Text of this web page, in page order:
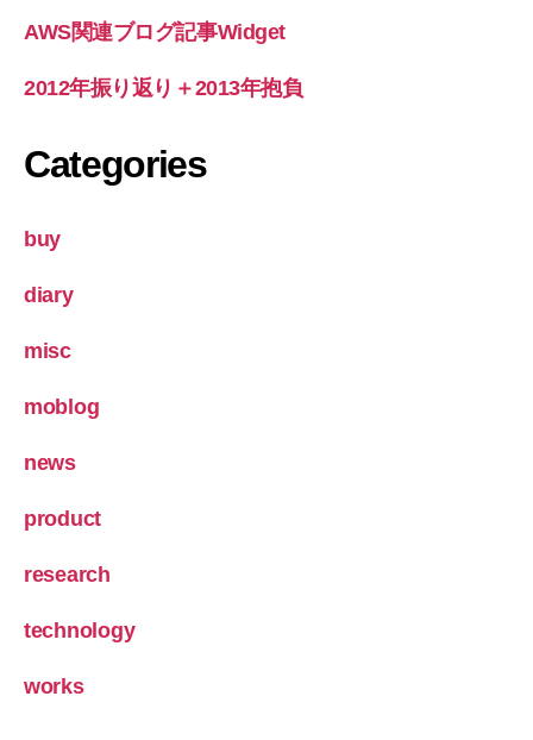
AWS関連ブログ記事Widget
2012年振り返り＋2013年抱負
Categories
buy
diary
misc
moblog
news
product
research
technology
works